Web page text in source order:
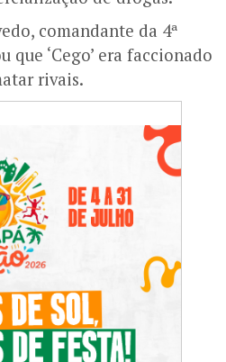
comandante da 4ª
que ‘Cego’ era faccionado
rivais.